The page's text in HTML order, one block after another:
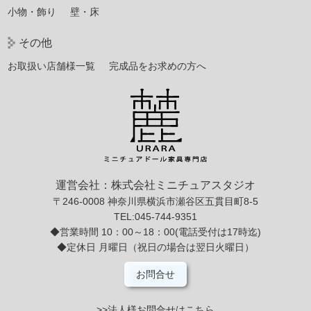
小物・飾り 壁・床
その他
お取扱い店舗様一覧 完成品をお求めの方へ
運営会社：株式会社ミニチュアスタジオ
〒246-0008 神奈川県横浜市瀬谷区五貫目町8-5
TEL:045-744-9351
◆営業時間 10：00～18：00(電話受付は17時迄)
◆定休日 月曜日（祝日の場合は翌日火曜日）
お問合せ